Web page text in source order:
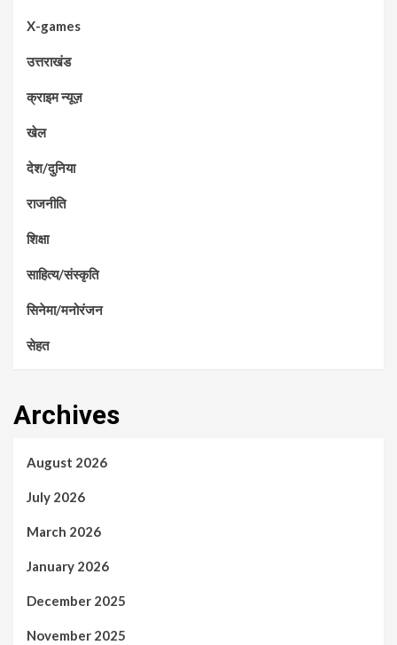
X-games
उत्तराखंड
क्राइम न्यूज़
खेल
देश/दुनिया
राजनीति
शिक्षा
साहित्य/संस्कृति
सिनेमा/मनोरंजन
सेहत
Archives
August 2026
July 2026
March 2026
January 2026
December 2025
November 2025